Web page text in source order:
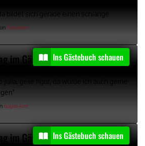
bildet sich gerade einen schlange
Kerusker
im Gästebuch von super-kerl
Ins Gästebuch schauen
super-kerl
im Gästebuch von ulle508
Ins Gästebuch schauen